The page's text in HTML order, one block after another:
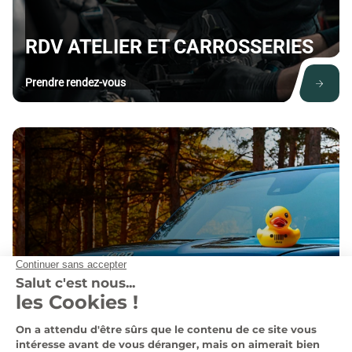
RDV ATELIER ET CARROSSERIES
Prendre rendez-vous
NOS CONCESSIONS
Voir nos concessions